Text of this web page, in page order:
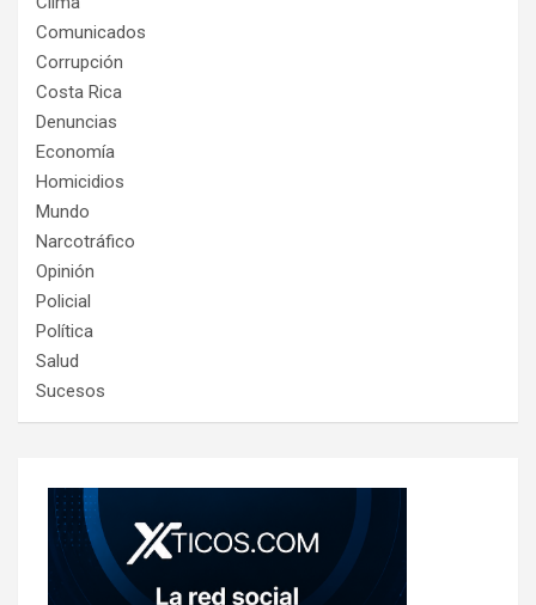
Comunicados
Corrupción
Costa Rica
Denuncias
Economía
Homicidios
Mundo
Narcotráfico
Opinión
Policial
Política
Salud
Sucesos